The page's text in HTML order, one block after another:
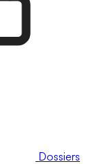
Dossiers